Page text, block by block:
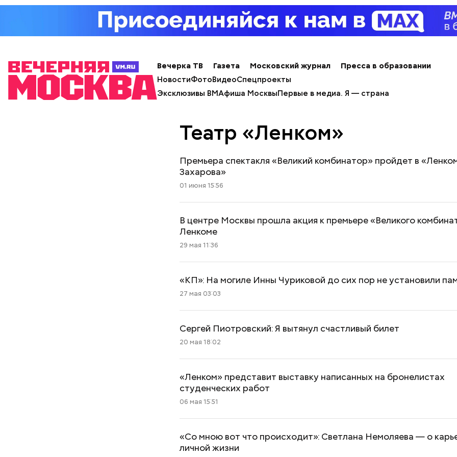
Вечерка ТВ Газета Московский журнал
Пресса в образовании
НовостиФотоВидеоСпецпроекты
Эксклюзивы ВМАфиша МосквыПервые в медиа. Я — страна
Театр «Ленком»
Премьера спектакля «Великий комбинатор» пройдет в
Захарова»
01 июня 15:56
В центре Москвы прошла акция к премьере «Великого
Ленкоме
29 мая 11:36
«КП»: На могиле Инны Чуриковой до сих пор не установили
27 мая 03:03
Сергей Пиотровский: Я вытянул счастливый билет
20 мая 18:02
«Ленком» представит выставку написанных на бронелистах
студенческих работ
06 мая 15:51
«Со мною вот что происходит»: Светлана Немоляева — о
личной жизни